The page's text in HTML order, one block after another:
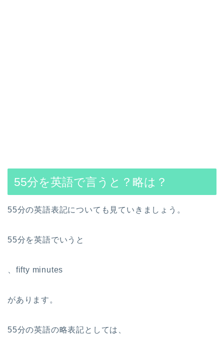
55分を英語で言うと？略は？
55分の英語表記についても見ていきましょう。
55分を英語でいうと
、fifty minutes
があります。
55分の英語の略表記としては、